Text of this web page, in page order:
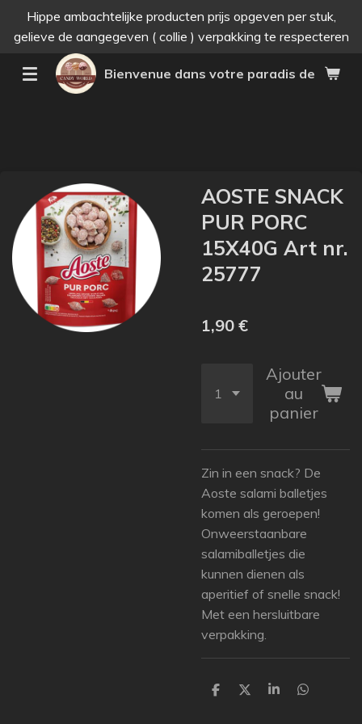
Passer
au
principal
Bienvenue dans votre paradis des
Hippe ambachtelijke producten prijs opgeven per stuk,
gelieve de aangegeven ( collie ) verpakking te respecteren
AOSTE SNACK
PUR PORC
15X40G Art nr.
25777
1,90 €
Ajouter
au
panier
Zin in een snack? De
Aoste salami balletjes
komen als geroepen!
Onweerstaanbare
salamiballetjes die
kunnen dienen als
aperitief of snelle snack!
Met een hersluitbare
verpakking.
P
P
P
P